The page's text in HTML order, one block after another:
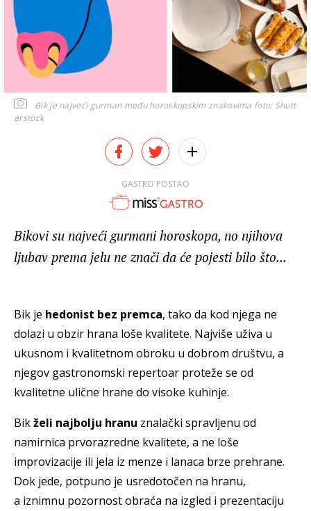
Bik je najveći gurman među horoskopskim znakovima foto: Shutt
erstock
GASTRO POSTAO
Bikovi su najveći gurmani horoskopa, no njihova
ljubav prema jelu ne znači da će pojesti bilo što...
Bik je hedonist bez premca, tako da kod njega ne
dolazi u obzir hrana loše kvalitete. Najviše uživa u
ukusnom i kvalitetnom obroku u dobrom društvu, a
njegov gastronomski repertoar proteže se od
kvalitetne ulične hrane do visoke kuhinje.
Bikželi najbolju hranu znalački spravljenu od
namirnica prvorazredne kvalitete, a ne loše
improvizacije ili jela iz menze i lanaca brze prehrane.
Dok jede, potpuno je usredotočen na hranu,
a iznimnu pozornost obraća na izgled i prezentaciju